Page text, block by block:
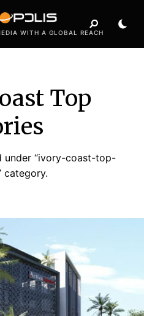
WITH A GLOBAL REACH
Top
under “ivory-coast-top-
category.